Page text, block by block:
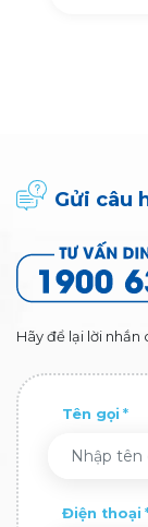
Gửi câu
Hãy để lại lời
Tên gọi
Điện thoại